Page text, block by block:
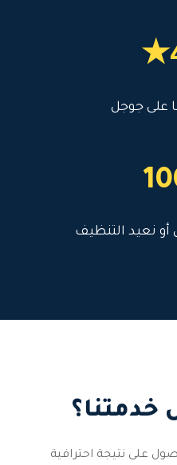
على جوجل
نعيد التنظيف
على نتيجة احترافية